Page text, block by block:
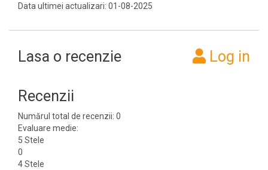
Data ultimei actualizari: 01-08-2025
Lasa o recenzie Log in
Recenzii
Numărul total de recenzii: 0
Evaluare medie:
5 Stele
0
4 Stele